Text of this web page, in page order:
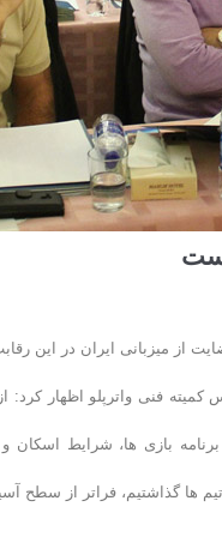
از میزبانی ایران در این
فنی واترپلو اظهار کرد:
بازی ها، شرایط اسکان
ها گذاشتیم، فراتر از سطح